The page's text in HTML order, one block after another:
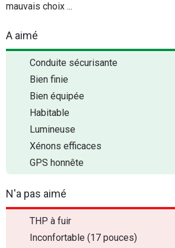
mauvais choix ...
A aimé
Conduite sécurisante
Bien finie
Bien équipée
Habitable
Lumineuse
Xénons efficaces
GPS honnête
N'a pas aimé
THP à fuir
Inconfortable (17 pouces)